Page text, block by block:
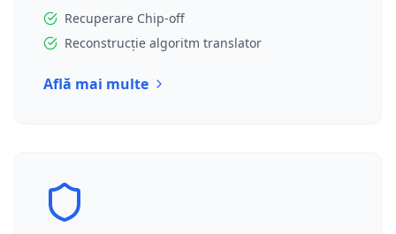
Recuperare Chip-off
Reconstrucție algoritm translator
Află mai multe